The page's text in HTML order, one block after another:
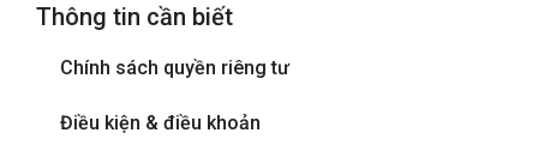
Thông tin cần biết
Chính sách quyền riêng tư
Điều kiện & điều khoản